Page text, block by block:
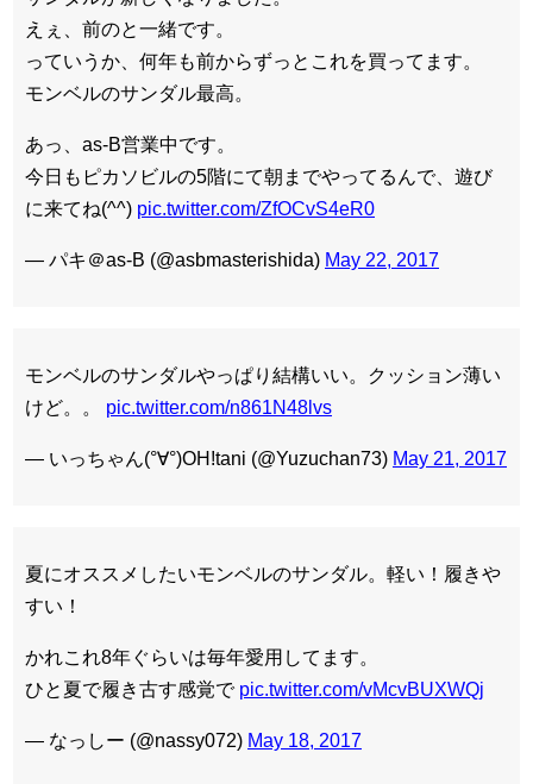
えぇ、前のと一緒です。
っていうか、何年も前からずっとこれを買ってます。
モンベルのサンダル最高。
あっ、as-B営業中です。
今日もピカソビルの5階にて朝までやってるんで、遊び
に来てね(^^) pic.twitter.com/ZfOCvS4eR0
— パキ＠as-B (@asbmasterishida) May 22, 2017
モンベルのサンダルやっぱり結構いい。クッション薄い
けど。。 pic.twitter.com/n861N48lvs
— いっちゃん(°∀°)OH!tani (@Yuzuchan73) May 21, 2017
夏にオススメしたいモンベルのサンダル。軽い！履きや
すい！
かれこれ8年ぐらいは毎年愛用してます。
ひと夏で履き古す感覚で pic.twitter.com/vMcvBUXWQj
— なっしー (@nassy072) May 18, 2017